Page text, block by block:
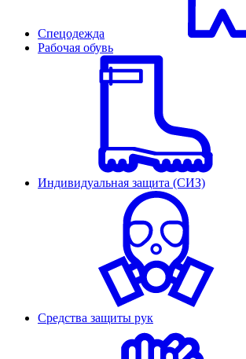
Спецодежда
Рабочая обувь
Индивидуальная защита (СИЗ)
Средства защиты рук